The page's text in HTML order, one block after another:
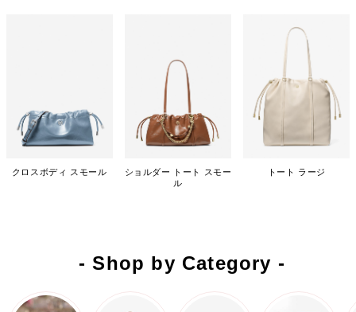
クロスボディ スモール
ショルダー トート スモー
ル
トート ラージ
- Shop by Category -